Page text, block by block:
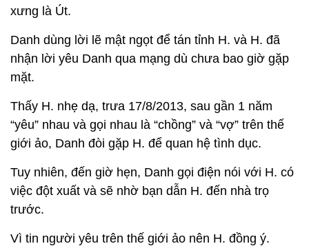
xưng là Út.
Danh dùng lời lẽ mật ngọt để tán tỉnh H. và H. đã
nhận lời yêu Danh qua mạng dù chưa bao giờ gặp
mặt.
Thấy H. nhẹ dạ, trưa 17/8/2013, sau gần 1 năm
“yêu” nhau và gọi nhau là “chồng” và “vợ” trên thế
giới ảo, Danh đòi gặp H. để quan hệ tình dục.
Tuy nhiên, đến giờ hẹn, Danh gọi điện nói với H. có
việc đột xuất và sẽ nhờ bạn dẫn H. đến nhà trọ
trước.
Vì tin người yêu trên thế giới ảo nên H. đồng ý.